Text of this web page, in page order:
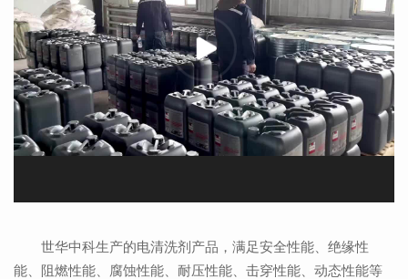
世华中科生产的电清洗剂产品，满足安全性能、绝缘性
能、阻燃性能、腐蚀性能、耐压性能、击穿性能、动态性能等